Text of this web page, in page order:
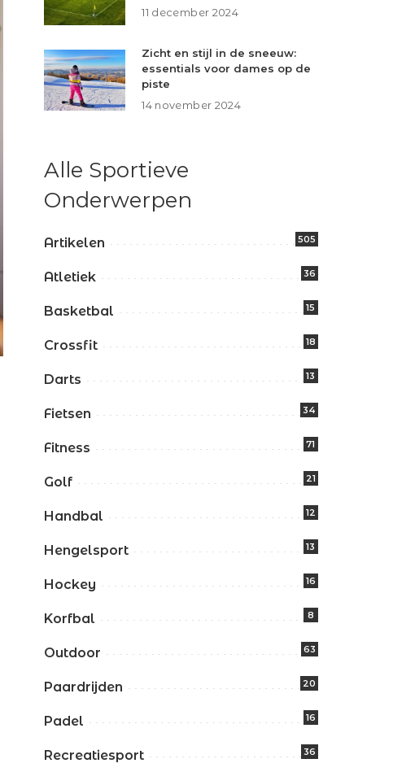
11 december 2024
Zicht en stijl in de sneeuw:
essentials voor dames op de
piste
14 november 2024
Alle Sportieve
Onderwerpen
Artikelen 505
Atletiek 36
Basketbal 15
Crossfit 18
Darts 13
Fietsen 34
Fitness 71
Golf 21
Handbal 12
Hengelsport 13
Hockey 16
Korfbal 8
Outdoor 63
Paardrijden 20
Padel 16
Recreatiesport 36